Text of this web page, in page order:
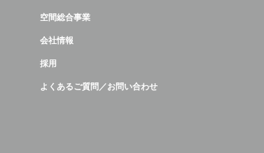
空間総合事業
会社情報
採用
よくあるご質問／お問い合わせ